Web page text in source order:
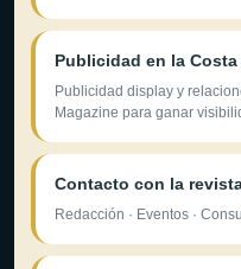
Publicidad en la
Publicidad display y
Magazine para ganar
Contacto con la
Redacción · Eventos ·